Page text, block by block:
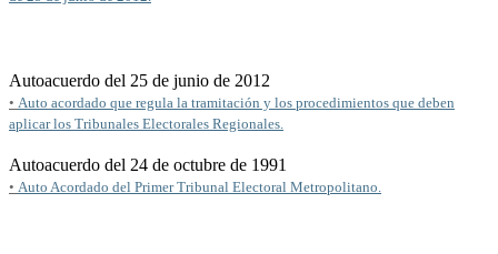
Autoacuerdo del 25 de junio de 2012
• Auto acordado que regula la tramitación y los procedimientos que deben
aplicar los Tribunales Electorales Regionales.
Autoacuerdo del 24 de octubre de 1991
• Auto Acordado del Primer Tribunal Electoral Metropolitano.